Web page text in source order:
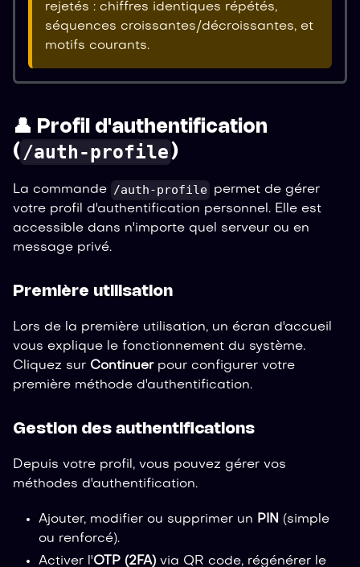
rejetés : chiffres identiques répétés,
séquences croissantes/décroissantes, et
motifs courants.
👤 Profil d'authentification
( /auth-profile )
La commande /auth-profile permet de gérer
votre profil d'authentification personnel. Elle est
accessible dans n'importe quel serveur ou en
message privé.
Première utilisation
Lors de la première utilisation, un écran d'accueil
vous explique le fonctionnement du système.
Cliquez sur Continuerpour configurer votre
première méthode d'authentification.
Gestion des authentifications
Depuis votre profil, vous pouvez gérer vos
méthodes d'authentification.
Ajouter, modifier ou supprimer un PIN (simple
ou renforcé).
Activer l'OTP (2FA) via QR code, régénérer le